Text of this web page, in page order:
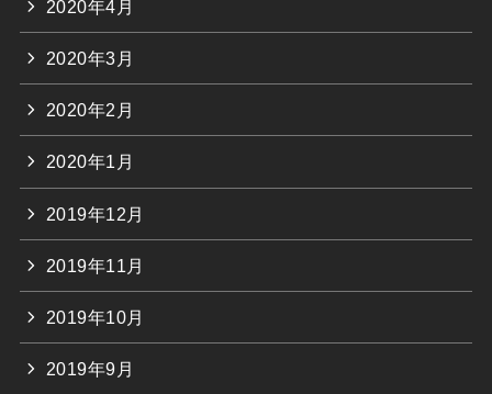
2020年4月
2020年3月
2020年2月
2020年1月
2019年12月
2019年11月
2019年10月
2019年9月